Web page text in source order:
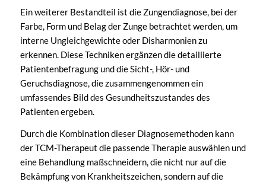
Ein weiterer Bestandteil ist die Zungendiagnose, bei der
Farbe, Form und Belag der Zunge betrachtet werden, um
interne Ungleichgewichte oder Disharmonien zu
erkennen. Diese Techniken ergänzen die detaillierte
Patientenbefragung und die Sicht-, Hör- und
Geruchsdiagnose, die zusammengenommen ein
umfassendes Bild des Gesundheitszustandes des
Patienten ergeben.
Durch die Kombination dieser Diagnosemethoden kann
der TCM-Therapeut die passende Therapie auswählen und
eine Behandlung maßschneidern, die nicht nur auf die
Bekämpfung von Krankheitszeichen, sondern auf die